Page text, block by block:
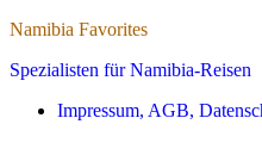
Namibia Favorites
Spezialisten für Namibia-Reisen
Impressum, AGB,